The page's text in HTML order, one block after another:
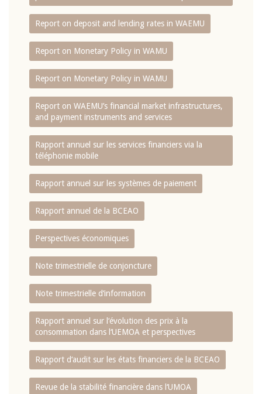
Report on deposit and lending rates in WAEMU
Report on Monetary Policy in WAMU
Report on Monetary Policy in WAMU
Report on WAEMU’s financial market infrastructures,
and payment instruments and services
Rapport annuel sur les services financiers via la
téléphonie mobile
Rapport annuel sur les systèmes de paiement
Rapport annuel de la BCEAO
Perspectives économiques
Note trimestrielle de conjoncture
Note trimestrielle d‘information
Rapport annuel sur l‘évolution des prix à la
consommation dans l‘UEMOA et perspectives
Rapport d‘audit sur les états financiers de la BCEAO
Revue de la stabilité financière dans l‘UMOA